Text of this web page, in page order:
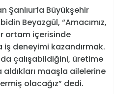
Şanlıurfa Büyükşehir
Beyazgül, “Amacımız,
ortam içerisinde
deneyimi kazandırmak.
çalışabildiğini, üretime
maaşla ailelerine
olacağız” dedi.